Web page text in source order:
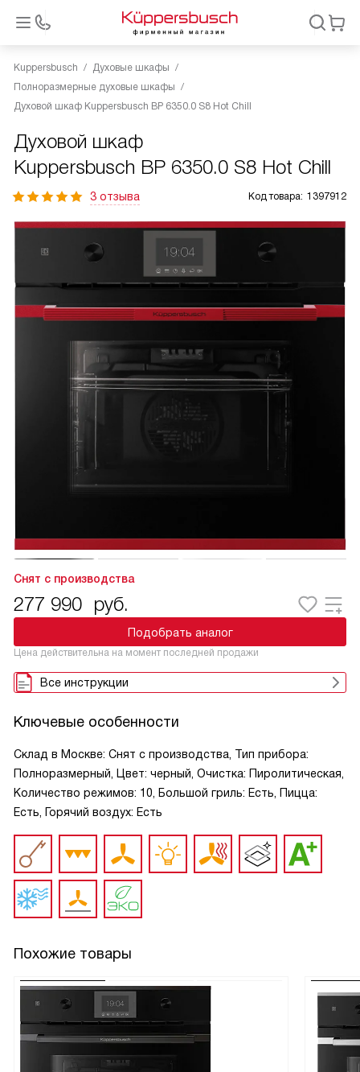
Kuppersbusch
Духовые шкафы
Полноразмерные духовые шкафы
Духовой шкаф Kuppersbusch BP 6350.0 S8 Hot Chill
Духовой шкаф
Kuppersbusch BP 6350.0 S8 Hot Chill
3 отзыва Код товара: 1397912
Снят с производства
277 990 руб.
Подобрать аналог
Цена действительна на момент последней продажи
Все инструкции
Ключевые особенности
Склад в Москве: Снят с производства, Тип прибора:
Полноразмерный, Цвет: черный, Очистка: Пиролитическая,
Количество режимов: 10, Большой гриль: Есть, Пицца:
Есть, Горячий воздух: Есть
Похожие товары